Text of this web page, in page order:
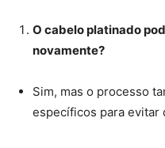
O cabelo platinado
novamente?
Sim, mas o processo
específicos para evitar